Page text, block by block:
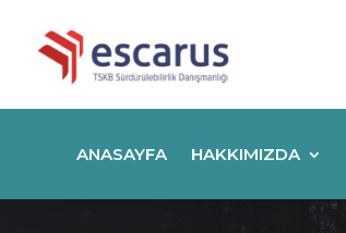
ANASAYFA HAKKIMIZDA